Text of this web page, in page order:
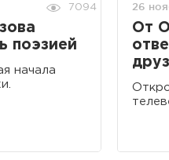
7094
поэзией
начала
26
От